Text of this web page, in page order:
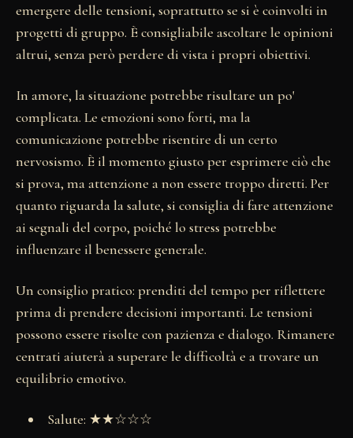
emergere delle tensioni, soprattutto se si è coinvolti in
progetti di gruppo. È consigliabile ascoltare le opinioni
altrui, senza però perdere di vista i propri obiettivi.
In amore, la situazione potrebbe risultare un po'
complicata. Le emozioni sono forti, ma la
comunicazione potrebbe risentire di un certo
nervosismo. È il momento giusto per esprimere ciò che
si prova, ma attenzione a non essere troppo diretti. Per
quanto riguarda la salute, si consiglia di fare attenzione
ai segnali del corpo, poiché lo stress potrebbe
influenzare il benessere generale.
Un consiglio pratico: prenditi del tempo per riflettere
prima di prendere decisioni importanti. Le tensioni
possono essere risolte con pazienza e dialogo. Rimanere
centrati aiuterà a superare le difficoltà e a trovare un
equilibrio emotivo.
Salute: ★★☆☆☆